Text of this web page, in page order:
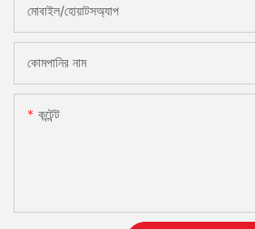
মোবাইল/হোয়াটসঅ্যাপ
কোমপানির নাম
কন্টেন্ট